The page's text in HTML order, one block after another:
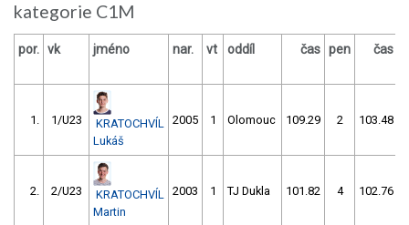
kategorie C1M
por. vk jméno nar. vt oddíl čas pen čas
1. 1/U23
KRATOCHVÍL
Lukáš
2005 1 Olomouc 109.29 2 103.48
2. 2/U23
KRATOCHVÍL
Martin
2003 1 TJ Dukla 101.82 4 102.76